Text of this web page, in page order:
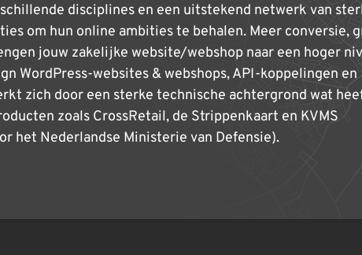
disciplines en een uitstekend netwerk van
om hun online ambities te behalen. Meer conversie,
jouw zakelijke website/webshop naar een hoger
WordPress-websites & webshops, API-koppelingen en
zich door een sterke technische achtergrond wat
zoals CrossRetail, de Strippenkaart en KVMS
het Nederlandse Ministerie van Defensie).